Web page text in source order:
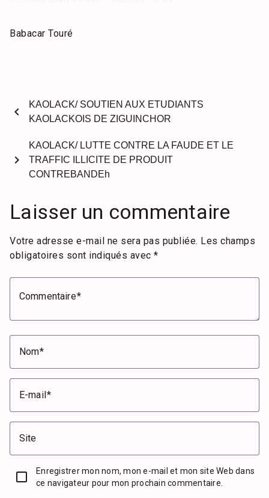
Babacar Touré
chevron_left
KAOLACK/ SOUTIEN AUX ETUDIANTS
KAOLACKOIS DE ZIGUINCHOR
KAOLACK/ LUTTE CONTRE LA FAUDE ET LE
TRAFFIC ILLICITE DE PRODUIT
CONTREBANDEh
chevron_right
Laisser un commentaire
Votre adresse e-mail ne sera pas publiée. Les champs
obligatoires sont indiqués avec *
Commentaire
Nom
E-mail
Site
Enregistrer mon nom, mon e-mail et mon site Web dans
ce navigateur pour mon prochain commentaire.